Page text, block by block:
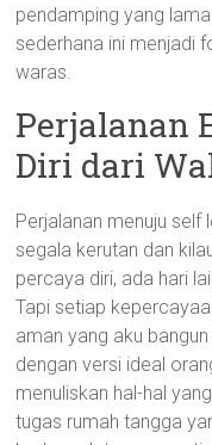
pendamping yang
sederhana ini menjadi
waras.
Perjalanan
Diri dari
Perjalanan menuju
segala kerutan dan
percaya diri, ada hari
Tapi setiap
aman yang aku
dengan versi ideal
menuliskan hal-hal
tugas rumah tangga